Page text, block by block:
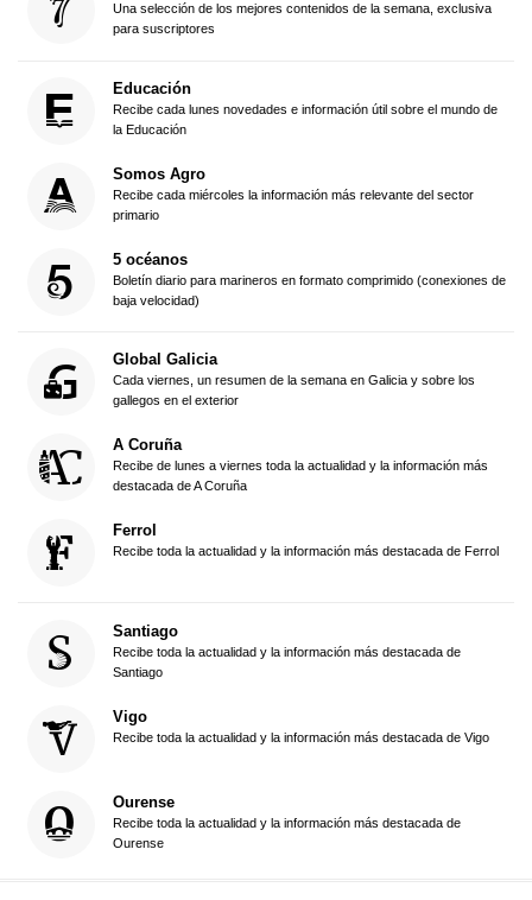
Una selección de los mejores contenidos de la semana, exclusiva
para suscriptores
Educación
Recibe cada lunes novedades e información útil sobre el mundo de
la Educación
Somos Agro
Recibe cada miércoles la información más relevante del sector
primario
5 océanos
Boletín diario para marineros en formato comprimido (conexiones de
baja velocidad)
Global Galicia
Cada viernes, un resumen de la semana en Galicia y sobre los
gallegos en el exterior
A Coruña
Recibe de lunes a viernes toda la actualidad y la información más
destacada de A Coruña
Ferrol
Recibe toda la actualidad y la información más destacada de Ferrol
Santiago
Recibe toda la actualidad y la información más destacada de
Santiago
Vigo
Recibe toda la actualidad y la información más destacada de Vigo
Ourense
Recibe toda la actualidad y la información más destacada de
Ourense